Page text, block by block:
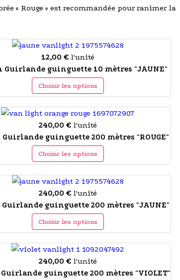
« Rouge » est recommandée pour ranimer la
12,00 € l'unité
Guirlande guinguette 10 mètres "JAUNE"
Choisir les options
240,00 € l'unité
guinguette 200 mètres "ROUGE"
Choisir les options
240,00 € l'unité
guinguette 200 mètres "JAUNE"
Choisir les options
240,00 € l'unité
guinguette 200 mètres "VIOLET"